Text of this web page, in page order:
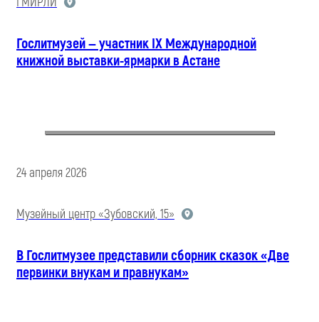
Гослитмузей — участник IX Международной
книжной выставки-ярмарки в Астане
24 апреля 2026
Музейный центр «Зубовский, 15»
В Гослитмузее представили сборник сказок «Две
первинки внукам и правнукам»